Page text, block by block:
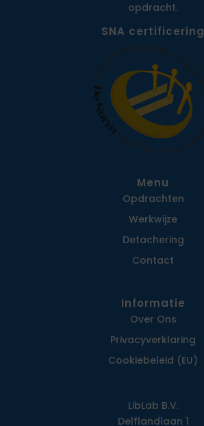
opdracht.
SNA certificering
Menu
Opdrachten
Werkwijze
Detachering
Contact
Informatie
Over Ons
Privacy­verklaring
Cookiebeleid (EU)
LibLab B.V.
Delflandlaan 1